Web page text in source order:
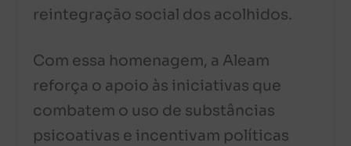
reintegração social dos acolhidos.
Com essa homenagem, a Aleam
reforça o apoio às iniciativas que
combatem o uso de substâncias
psicoativas e incentivam políticas